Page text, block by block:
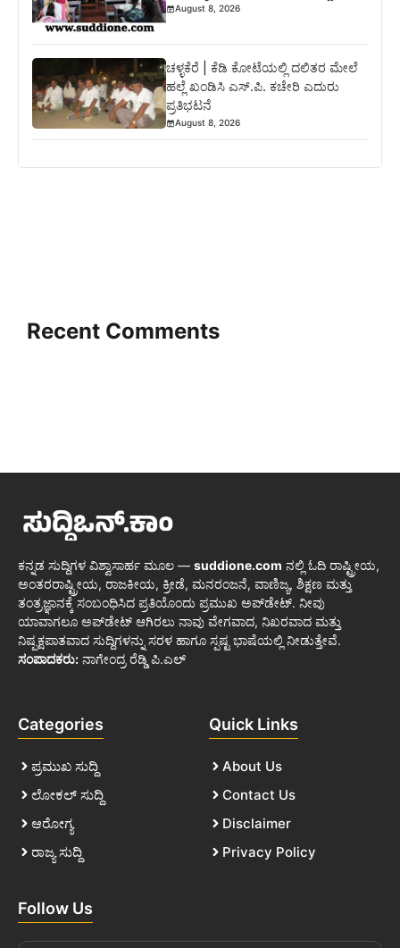
August 8, 2026
ಚಳ್ಳಕೆರೆ | ಕೆಡಿ ಕೋಟೆಯಲ್ಲಿ ದಲಿತರ ಮೇಲೆ
ಹಲ್ಲೆ ಖಂಡಿಸಿ ಎಸ್.ಪಿ. ಕಚೇರಿ ಎದುರು
ಪ್ರತಿಭಟನೆ
August 8, 2026
Recent Comments
ಕನ್ನಡ ಸುದ್ದಿಗಳ ವಿಶ್ವಾಸಾರ್ಹ ಮೂಲ — suddione.com ನಲ್ಲಿ ಓದಿ ರಾಷ್ಟ್ರೀಯ,
ಅಂತರರಾಷ್ಟ್ರೀಯ, ರಾಜಕೀಯ, ಕ್ರೀಡೆ, ಮನರಂಜನೆ, ವಾಣಿಜ್ಯ, ಶಿಕ್ಷಣ ಮತ್ತು
ತಂತ್ರಜ್ಞಾನಕ್ಕೆ ಸಂಬಂಧಿಸಿದ ಪ್ರತಿಯೊಂದು ಪ್ರಮುಖ ಅಪ್‌ಡೇಟ್. ನೀವು
ಯಾವಾಗಲೂ ಅಪ್‌ಡೇಟ್ ಆಗಿರಲು ನಾವು ವೇಗವಾದ, ನಿಖರವಾದ ಮತ್ತು
ನಿಷ್ಪಕ್ಷಪಾತವಾದ ಸುದ್ದಿಗಳನ್ನು ಸರಳ ಹಾಗೂ ಸ್ಪಷ್ಟ ಭಾಷೆಯಲ್ಲಿ ನೀಡುತ್ತೇವೆ.
ಸಂಪಾದಕರು: ನಾಗೇಂದ್ರ ರೆಡ್ಡಿ ಪಿ.ಎಲ್
Categories
ಪ್ರಮುಖ ಸುದ್ದಿ
ಲೋಕಲ್ ಸುದ್ದಿ
ಆರೋಗ್ಯ
ರಾಜ್ಯ ಸುದ್ದಿ
Quick Links
About Us
Contact Us
Disclaimer
Privacy Policy
Follow Us